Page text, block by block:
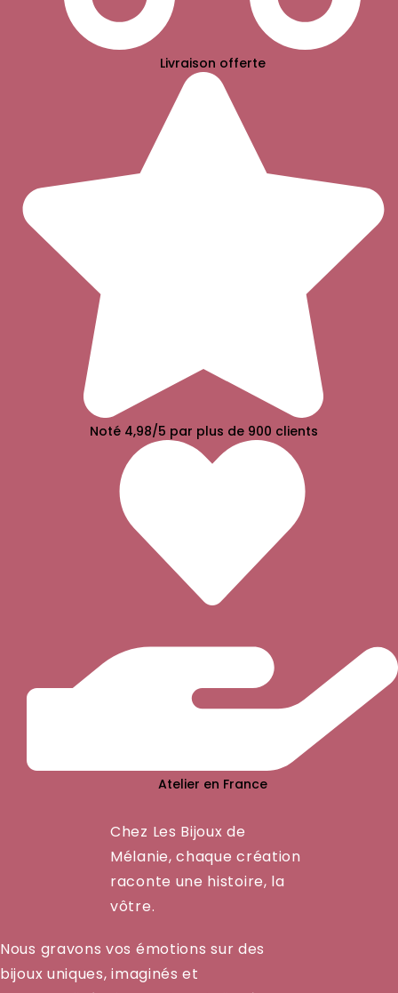
Livraison offerte
Noté 4,98/5 par plus de 900 clients
Atelier en France
Chez Les Bijoux de
Mélanie, chaque création
raconte une histoire, la
vôtre.
Nous gravons vos émotions sur des
bijoux uniques, imaginés et